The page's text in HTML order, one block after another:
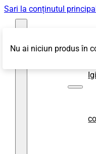
Sari la conținutul
Nu ai niciun produs în